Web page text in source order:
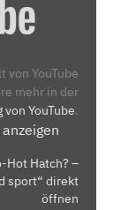
von YouTube
mehr in der
YouTube.
Hot Hatch? –
sport“ direkt
öffnen